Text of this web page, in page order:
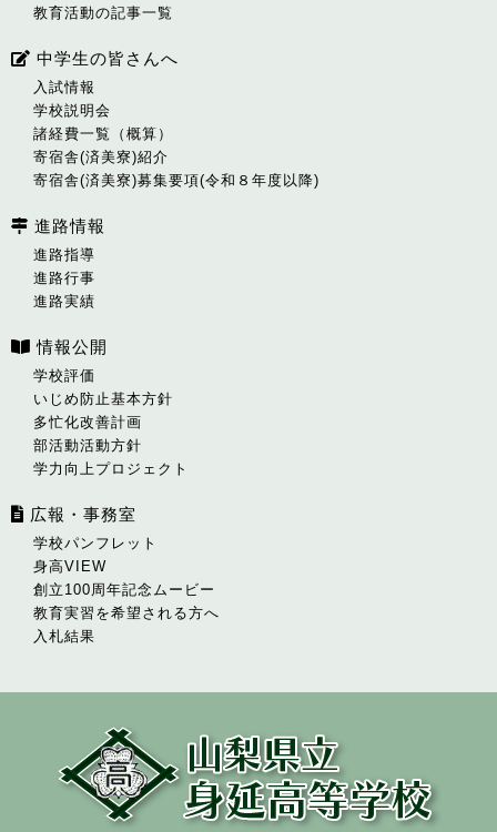
教育活動の記事一覧
中学生の皆さんへ
入試情報
学校説明会
諸経費一覧（概算）
寄宿舎(済美寮)紹介
寄宿舎(済美寮)募集要項(令和８年度以降)
進路情報
進路指導
進路行事
進路実績
情報公開
学校評価
いじめ防止基本方針
多忙化改善計画
部活動活動方針
学力向上プロジェクト
広報・事務室
学校パンフレット
身高VIEW
創立100周年記念ムービー
教育実習を希望される方へ
入札結果